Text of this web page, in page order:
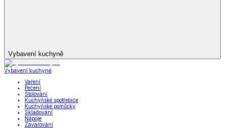
Vybavení kuchyně
Vybavení kuchyně
Vaření
Pečení
Stolování
Kuchyňské spotřebiče
Kuchyňské pomůcky
Skladování
Nápoje
Zavařování